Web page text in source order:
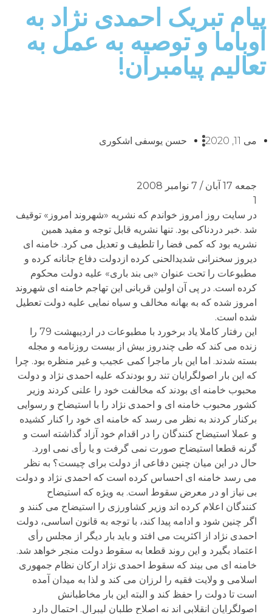
پیام تبریک احمدی نژاد به
اوباما و توصیه به عمل به
تعالیم پیامبران!
می 11, 2020 حسن یوسفی اشکوری
جمعه 17 آبان / 7 نوامبر 2008
1
در سایت روز امروز خواندم که نشریه «شهروند امروز» توقیف
شد .خبر دردناکی بود. تنها نشریه قابل توجه و مفید همین
نشریه بود که کمی فضا را تلطیف و تعدیل می کرد. خامنه ای
دیروز سخنرانی شدیدالحنی کرده ازدولت دفاع جانانه کرده و
مطبوعات را تحت عنوان «بی بند باری» علیه دولت محکوم
کرده است. در پی آن اولین قربانی این تهاجم خامنه ای شهروند
امروز شده که به بهانه مخالف و سیاه نمایی علیه دولت تعطیل
شده است.
این رفتار کاملا یاد برخورد با مطبوعات در اردیبهشت 79 را
زنده می کند که طی چندروز بیش از بیست روزنامه و مجله
بسته شدند. اما این بار ماجرا کمی عجیب و غیر منظره بود. چرا
که این بار اصولگرایان تند رو بودندکه علیه احمدی نژاد و دولت
محبوب خامنه ای بودند که مخالفت خود را علنی کردند وزیر
کشور محبوب خامنه ای و احمدی نژاد را با استیضاح و رسوایی
برکنار کردند به نظر می رسد که خامنه ای خود را کنار کشیده
و عملا استیضاح کنندگان را در اقدام خود آزاد گذاشته است و
گرنه قطعا استیضاح صورت نمی گرفت و یا رأی نمی اورد.
حال در این میان چنین دفاعی از دولت برای چیست؟ به نظر
می رسد خامنه ای احساس کرده است که احمدی نژاد و دولت
بی نیاز او در معرض سقوط است. به ویژه که استیضاح
کنندگان اعلام کرده اند وزیر کشاورزی را استیضاح می کنند و
اگر چنین شود و ادامه پیدا کند، با توجه به قانون اساسی، دولت
احمدی نژاد از اکثریت می افتد و باید بار دیگر از مجلس رأی
اعتماد بگیرد و این روند قطعا به سقوط دولت منجر خواهد شد.
خامنه ای می بیند که سقوط احمدی نژاد ارکان نظام جمهوری
اسلامی و ولایت فقیه را لرزان می کند و لذا به میدان آمده
است تا دولت را حفظ کند و البته این بار مخاطبانش
اصولگرایان انقلابی اند نه اصلاح طلبان لیبرال. احتمال دارد